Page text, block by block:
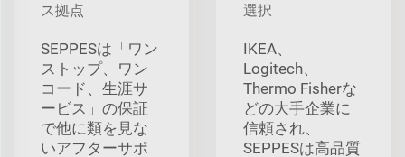
ス拠点
SEPPESは「ワン
ストップ、ワン
コード、生涯サ
ービス」の保証
で他に類を見な
いアフターサポ
選択
IKEA、
Logitech、
Thermo Fisherな
どの大手企業に
信頼され、
SEPPESは高品質